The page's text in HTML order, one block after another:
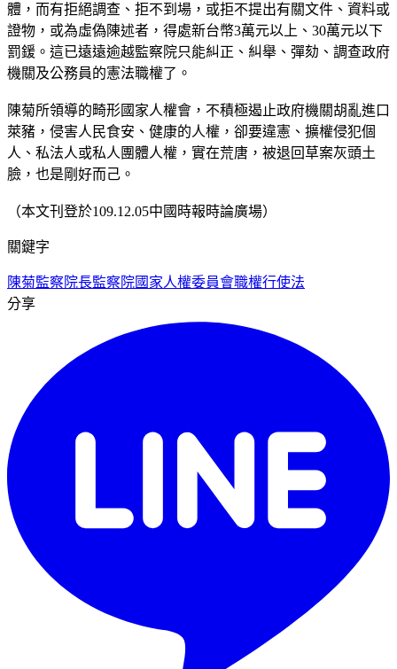
體，而有拒絕調查、拒不到場，或拒不提出有關文件、資料或
證物，或為虛偽陳述者，得處新台幣3萬元以上、30萬元以下
罰鍰。這已遠遠逾越監察院只能糾正、糾舉、彈劾、調查政府
機關及公務員的憲法職權了。
陳菊所領導的畸形國家人權會，不積極遏止政府機關胡亂進口
萊豬，侵害人民食安、健康的人權，卻要違憲、擴權侵犯個
人、私法人或私人團體人權，實在荒唐，被退回草案灰頭土
臉，也是剛好而己。
（本文刊登於109.12.05中國時報時論廣場）
關鍵字
陳菊監察院長監察院國家人權委員會職權行使法
分享